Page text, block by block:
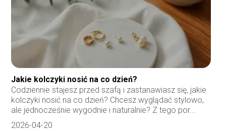
Jakie kolczyki nosić na co dzień?
Codziennie stajesz przed szafą i zastanawiasz się, jakie
kolczyki nosić na co dzień? Chcesz wyglądać stylowo,
ale jednocześnie wygodnie i naturalnie? Z tego por...
2026-04-20